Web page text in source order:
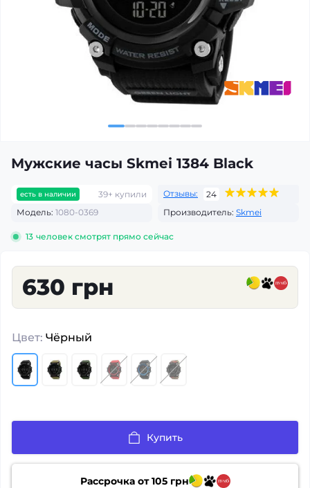
Мужские часы Skmei 1384 Black
есть в наличии 39+ купили Отзывы:
24
Модель: 1080-0369 Производитель: Skmei
13 человек смотрят прямо сейчас
630 грн
Цвет: Чёрный
Купить
Рассрочка от105грн